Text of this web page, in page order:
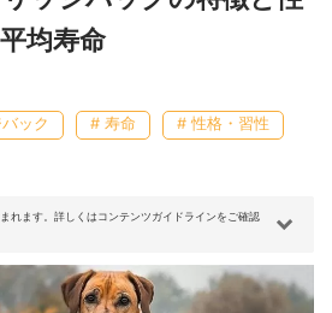
均寿命
ック # 寿命 # 性格・習性
れます。詳しくはコンテンツガイドラインをご確認